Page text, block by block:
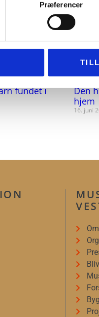
Præferencer
fundet i
Den
hjem
16. juni